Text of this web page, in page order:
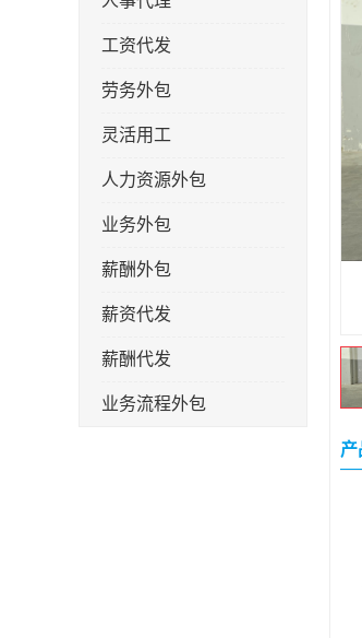
工资代发
劳务外包
灵活用工
人力资源外包
业务外包
薪酬外包
薪资代发
薪酬代发
业务流程外包
产